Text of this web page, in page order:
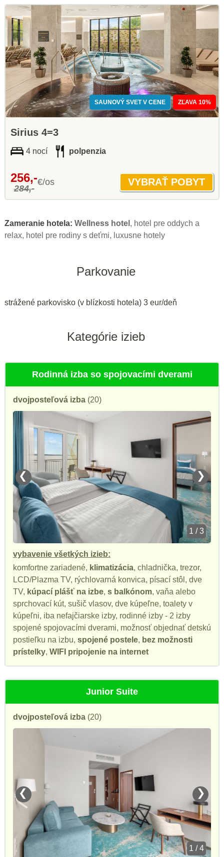
SAUNOVÝ SVET V CENE ZĽAVA 10%
Sirius 4=3
4 nocí polpenzia
256,-
284,-
€/os
Zameranie hotela: Wellness hotel , hotel pre oddych a
relax, hotel pre rodiny s deťmi, luxusne hotely
Parkovanie
strážené parkovisko (v blízkosti hotela) 3 eur/deň
Kategórie izieb
Rodinná izba so spojovacími dverami
dvojposteľová izba (20)
❮ ❯
1 / 3
vybavenie všetkých izieb:
komfortne zariadené, klimatizácia, chladnička, trezor,
LCD/Plazma TV, rýchlovarná konvica, písací stôl, dve
TV, kúpací plášť na izbe, s balkónom, vaňa alebo
sprchovací kút, sušič vlasov, dve kúpeľne, toalety v
kúpeľni, iba nefajčiarske izby, rodinné izby - 2 izby
spojené spojovacími dverami, možnosť objednať detskú
postieľku na izbu, spojené postele, bez možnosti
prístelky, WIFI pripojenie na internet
Junior Suite
dvojposteľová izba (20)
❮ ❯
1 / 4